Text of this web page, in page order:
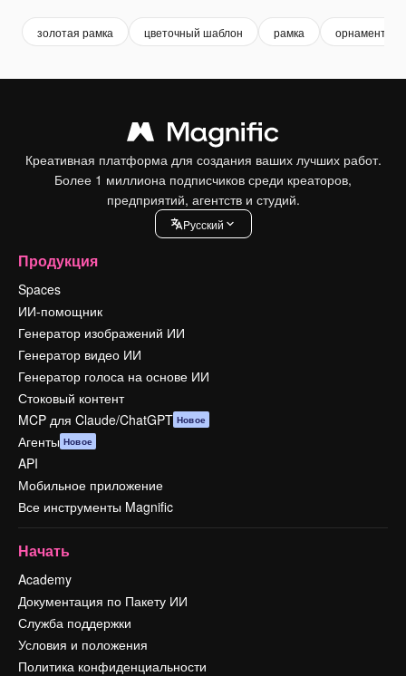
золотая рамка цветочный шаблон рамка орнамент
Креативная платформа для создания ваших лучших работ.
Более 1 миллиона подписчиков среди креаторов,
предприятий, агентств и студий.
Pусский
Продукция
Spaces
ИИ-помощник
Генератор изображений ИИ
Генератор видео ИИ
Генератор голоса на основе ИИ
Стоковый контент
MCP для Claude/ChatGPT Новое
Агенты Новое
API
Мобильное приложение
Все инструменты Magnific
Начать
Academy
Документация по Пакету ИИ
Служба поддержки
Условия и положения
Политика конфиденциальности